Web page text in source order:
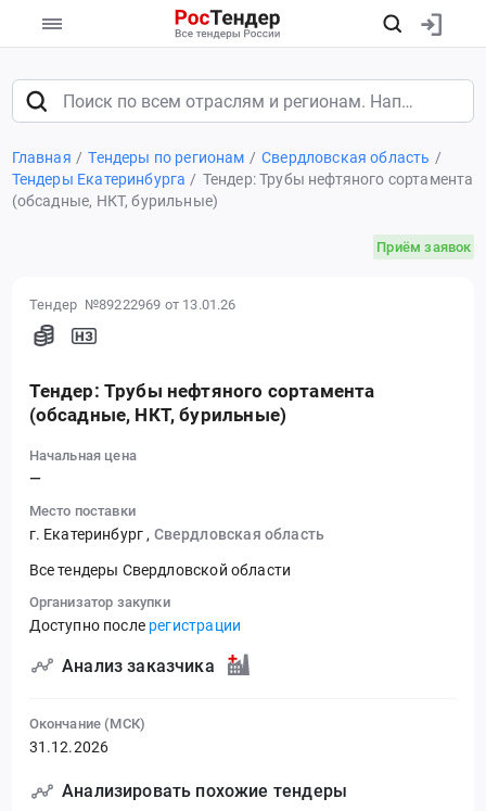
Главная Тендеры по регионам
Свердловская область
Тендеры Екатеринбурга
Тендер: Трубы нефтяного сортамента
(обсадные, НКТ, бурильные)
Приём заявок
Тендер №89222969 от 13.01.26
Тендер: Трубы нефтяного сортамента
(обсадные, НКТ, бурильные)
Начальная цена
—
Место поставки
г. Екатеринбург , Свердловская область
Все тендеры Свердловской области
Организатор закупки
Доступно после регистрации
Анализ заказчика
Окончание (МСК)
31.12.2026
Анализировать похожие тендеры